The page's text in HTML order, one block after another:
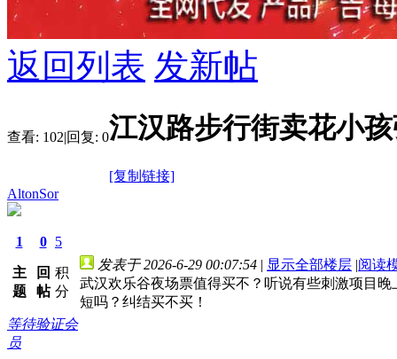
返回列表 发新帖
查看: 102|回复: 0江汉路步行街卖花小
[复制链接]
AltonSor
1
主
题
0
回
帖
5
积
分
等待验证会
员
发表于 2026-6-29 00:07:54 | 显示全部楼层 |阅读
武汉欢乐谷夜场票值得买不？听说有些刺激项目
短吗？纠结买不买！